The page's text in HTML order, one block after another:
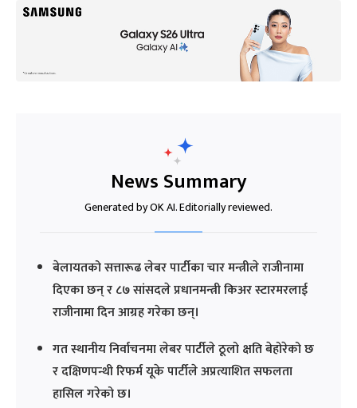
News Summary
Generated by OK AI. Editorially reviewed.
बेलायतको सत्तारूढ लेबर पार्टीका चार मन्त्रीले राजीनामा
दिएका छन् र ८७ सांसदले प्रधानमन्त्री किअर स्टारमरलाई
राजीनामा दिन आग्रह गरेका छन्।
गत स्थानीय निर्वाचनमा लेबर पार्टीले ठूलो क्षति बेहोरेको छ
र दक्षिणपन्थी रिफर्म यूके पार्टीले अप्रत्याशित सफलता
हासिल गरेको छ।